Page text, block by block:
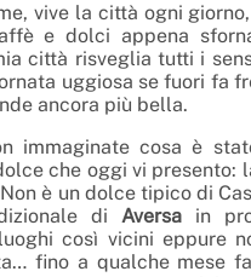
vive la città ogni
e dolci appena
città risveglia tutti i
uggiosa se fuori fa
ancora più bella.
immaginate cosa è
che oggi vi presento:
è un dolce tipico di
di Aversa in
così vicini eppure
fino a qualche mese